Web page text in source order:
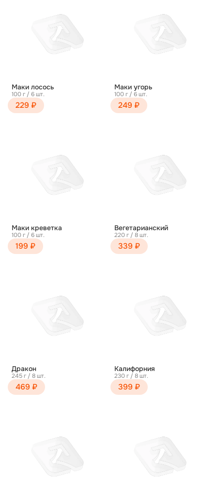
Маки лосось
100 г / 6 шт.
229 ₽
Маки угорь
100 г / 6 шт.
249 ₽
Маки креветка
100 г / 6 шт.
199 ₽
Вегетарианский
220 г / 8 шт.
339 ₽
Дракон
245 г / 8 шт.
469 ₽
Калифорния
230 г / 8 шт.
399 ₽